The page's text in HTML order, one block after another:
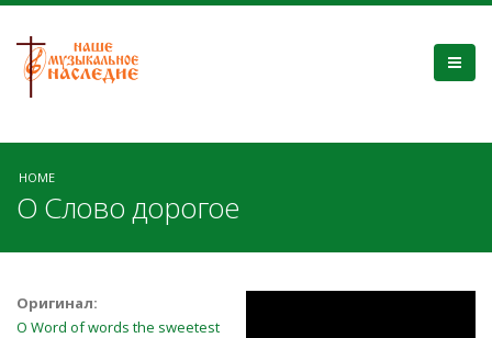
HOME
О Слово дорогое
Оригинал:
O Word of words the sweetest